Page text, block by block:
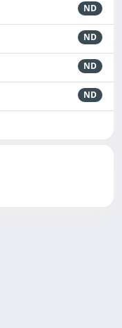
ND
ND
ND
ND